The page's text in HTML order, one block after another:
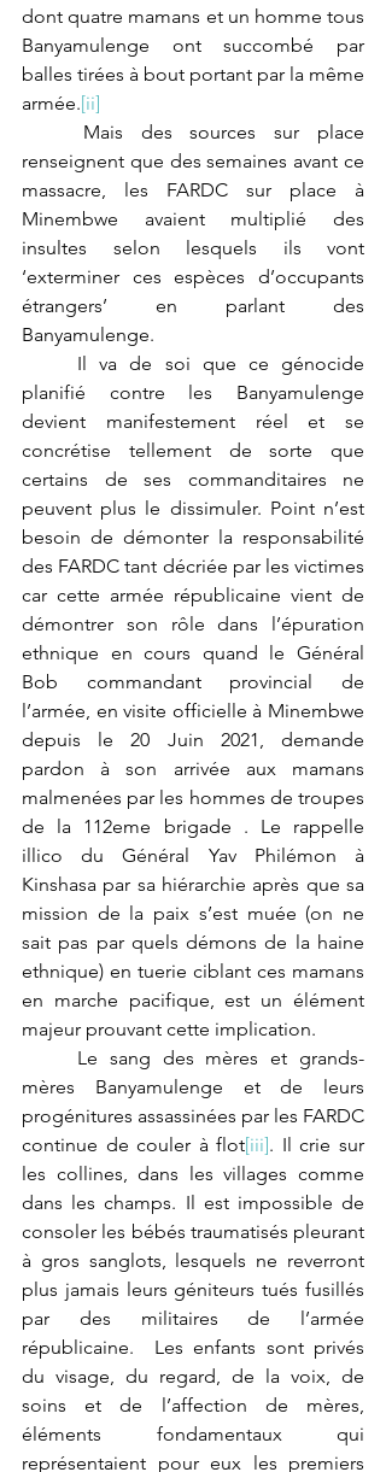
dont quatre mamans et un homme tous
Banyamulenge ont succombé par
balles tirées à bout portant par la même
armée.[ii]
renseignent que des semaines avant ce
massacre, les FARDC sur place à
Minembwe avaient multiplié des
insultes selon lesquels ils vont
‘exterminer ces espèces d’occupants
étrangers’ en parlant des
Banyamulenge.
planifié contre les Banyamulenge
devient manifestement réel et se
concrétise tellement de sorte
que
certains de ses commanditaires ne
peuvent plus le dissimuler. Point n’est
besoin de démonter la responsabilité
des FARDC tant décriée par les victimes
car cette armée républicaine vient de
démontrer son rôle dans l’épuration
ethnique en cours quand le Général
Bob commandant provincial de
l’armée, en visite officielle à Minembwe
depuis le 20 Juin 2021, demande
pardon à son arrivée aux mamans
malmenées par les hommes de troupes
de la 112eme brigade . Le rappelle
illico du Général Yav Philémon à
Kinshasa par sa hiérarchie après que sa
mission de la paix s’est muée (on ne
sait pas par quels démons de la haine
ethnique) en tuerie ciblant ces mamans
en marche pacifique, est un élément
majeur prouvant cette implication.
mères Banyamulenge et de leurs
progénitures assassinées par les FARDC
continue de couler à flot[iii]. Il crie sur
les collines, dans les villages comme
dans les champs. Il est impossible de
consoler les bébés traumatisés pleurant
à gros sanglots, lesquels ne reverront
plus jamais leurs géniteurs tués fusillés
par des militaires de l’armée
républicaine.  Les enfants sont privés
du visage, du regard, de la voix, de
soins et de l’affection de mères,
éléments fondamentaux qui
représentaient pour eux les premiers